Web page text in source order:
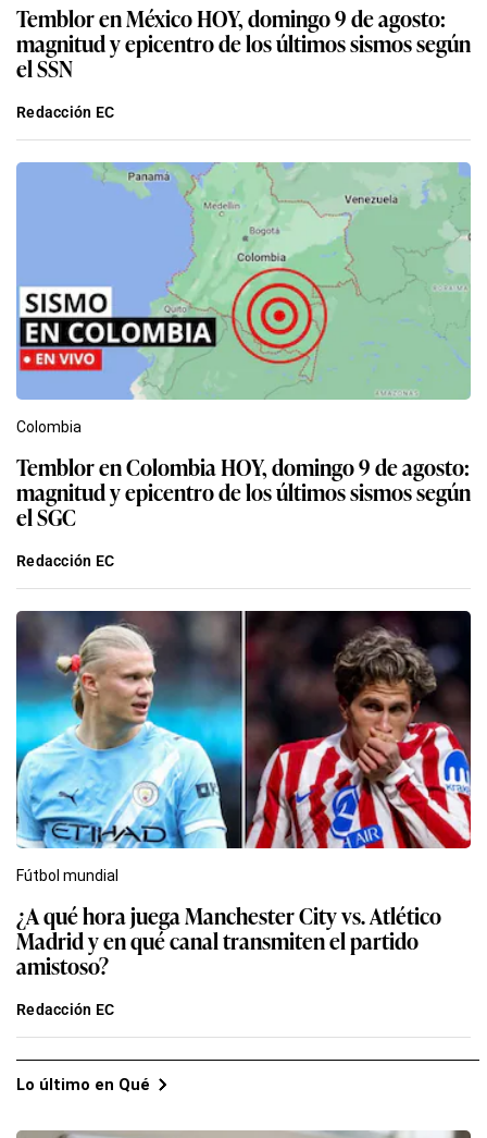
Temblor en México HOY, domingo 9 de agosto:
magnitud y epicentro de los últimos sismos según
el SSN
Redacción EC
Colombia
Temblor en Colombia HOY, domingo 9 de agosto:
magnitud y epicentro de los últimos sismos según
el SGC
Redacción EC
Fútbol mundial
¿A qué hora juega Manchester City vs. Atlético
Madrid y en qué canal transmiten el partido
amistoso?
Redacción EC
Lo último en Qué